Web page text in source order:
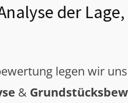
der
legen wir
&